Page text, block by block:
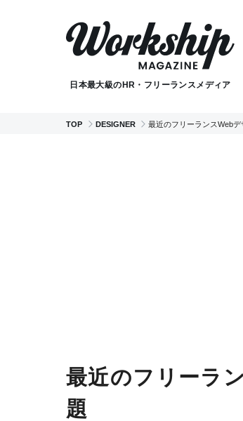
日本最大級のHR・フリーランスメディア
TOP DESIGNER 最近のフリーランスWeb
最近のフリーラ
題